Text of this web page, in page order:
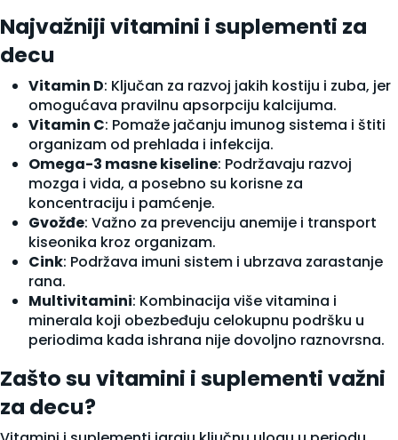
Najvažniji vitamini i suplementi za
decu
Vitamin D: Ključan za razvoj jakih kostiju i zuba, jer
omogućava pravilnu apsorpciju kalcijuma.
Vitamin C: Pomaže jačanju imunog sistema i štiti
organizam od prehlada i infekcija.
Omega-3 masne kiseline: Podržavaju razvoj
mozga i vida, a posebno su korisne za
koncentraciju i pamćenje.
Gvožđe: Važno za prevenciju anemije i transport
kiseonika kroz organizam.
Cink: Podržava imuni sistem i ubrzava zarastanje
rana.
Multivitamini: Kombinacija više vitamina i
minerala koji obezbeđuju celokupnu podršku u
periodima kada ishrana nije dovoljno raznovrsna.
Zašto su vitamini i suplementi važni
za decu?